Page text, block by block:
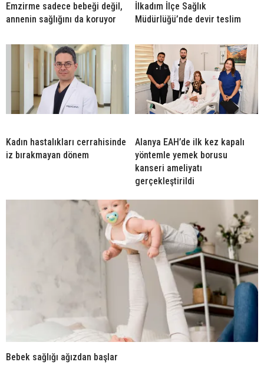
Emzirme sadece bebeği değil,
annenin sağlığını da koruyor
İlkadım İlçe Sağlık
Müdürlüğü’nde devir teslim
Kadın hastalıkları cerrahisinde
iz bırakmayan dönem
Alanya EAH’de ilk kez kapalı
yöntemle yemek borusu
kanseri ameliyatı
gerçekleştirildi
Bebek sağlığı ağızdan başlar